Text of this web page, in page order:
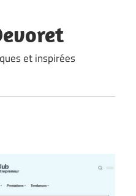
et inspirées